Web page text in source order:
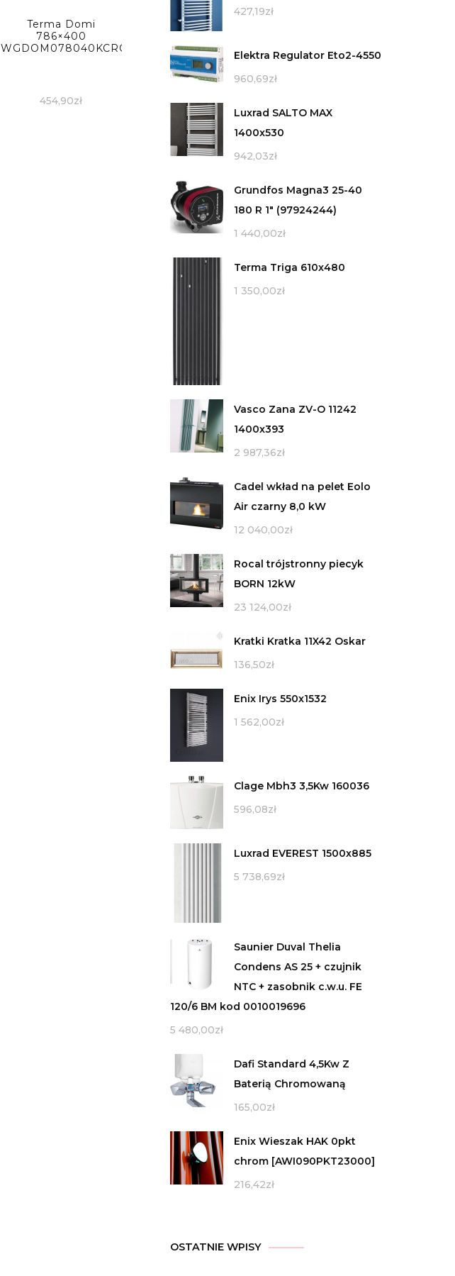
Terma Domi
786×400
WGDOM078040KCROSX
454,90zł
427,19zł
Elektra Regulator Eto2-4550
960,69zł
Luxrad SALTO MAX
1400x530
942,03zł
Grundfos Magna3 25-40
180 R 1" (97924244)
1 440,00zł
Terma Triga 610x480
1 350,00zł
Vasco Zana ZV-O 11242
1400x393
2 987,36zł
Cadel wkład na pelet Eolo
Air czarny 8,0 kW
12 040,00zł
Rocal trójstronny piecyk
BORN 12kW
23 124,00zł
Kratki Kratka 11X42 Oskar
136,50zł
Enix Irys 550x1532
1 562,00zł
Clage Mbh3 3,5Kw 160036
596,08zł
Luxrad EVEREST 1500x885
5 738,69zł
Saunier Duval Thelia
Condens AS 25 + czujnik
NTC + zasobnik c.w.u. FE
120/6 BM kod 0010019696
5 480,00zł
Dafi Standard 4,5Kw Z
Baterią Chromowaną
165,00zł
Enix Wieszak HAK 0pkt
chrom [AWI090PKT23000]
216,42zł
OSTATNIE WPISY